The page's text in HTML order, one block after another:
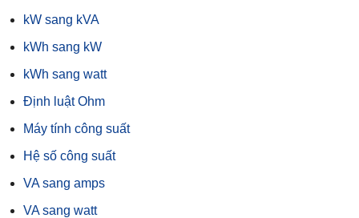
kW sang kVA
kWh sang kW
kWh sang watt
Định luật Ohm
Máy tính công suất
Hệ số công suất
VA sang amps
VA sang watt